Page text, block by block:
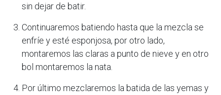
sin dejar de batir.
Continuaremos batiendo hasta que la mezcla se
enfríe y esté esponjosa, por otro lado,
montaremos las claras a punto de nieve y en otro
bol montaremos la nata.
Por último mezclaremos la batida de las yemas y